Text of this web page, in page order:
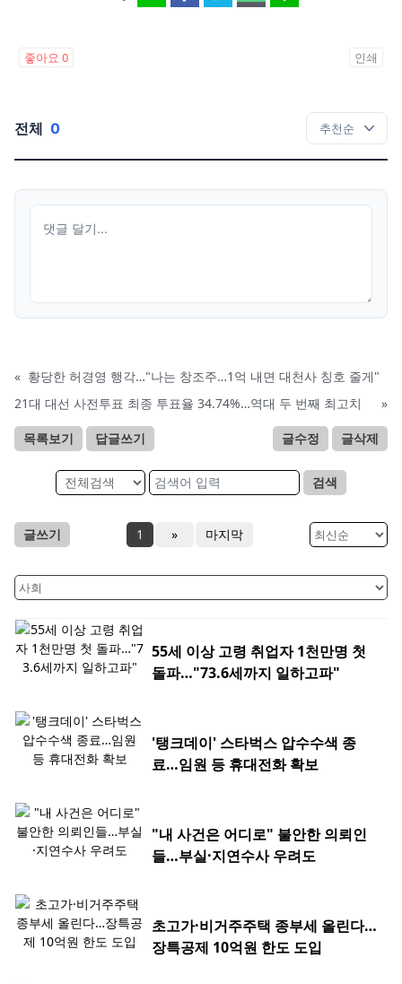
좋아요 0 인쇄
전체 0
« 황당한 허경영 행각…"나는 창조주…1억 내면 대천사 칭호 줄게"
21대 대선 사전투표 최종 투표율 34.74%…역대 두 번째 최고치
»
목록보기 답글쓰기 글수정 글삭제
검색
글쓰기 1 » 마지막
55세 이상 고령 취업자 1천만명 첫
돌파…"73.6세까지 일하고파"
'탱크데이' 스타벅스 압수수색 종
료…임원 등 휴대전화 확보
"내 사건은 어디로" 불안한 의뢰인
들…부실·지연수사 우려도
초고가·비거주주택 종부세 올린다…
장특공제 10억원 한도 도입